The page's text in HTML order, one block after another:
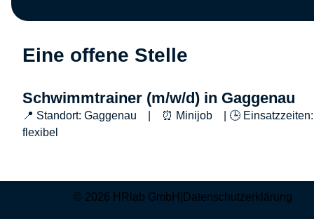
Eine offene Stelle
Schwimmtrainer (m/w/d) in Gaggenau
📍 Standort: Gaggenau | ⏰ Minijob | 🕒 Einsatzzeiten:
flexibel
© 2026 HRlab GmbH Datenschutzerklärung